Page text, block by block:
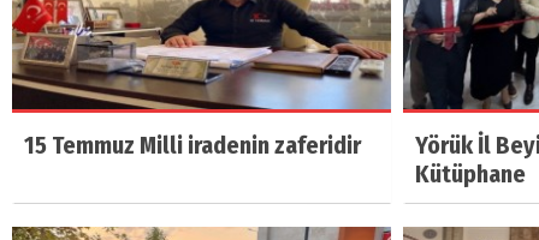
15 Temmuz Milli iradenin zaferidir
Yörük İl
Kütüphane